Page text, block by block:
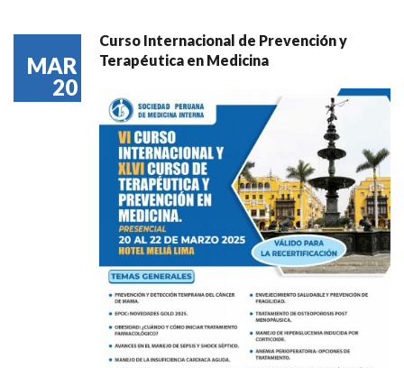
MAR
20
Curso Internacional de Prevención y
Terapéutica en Medicina